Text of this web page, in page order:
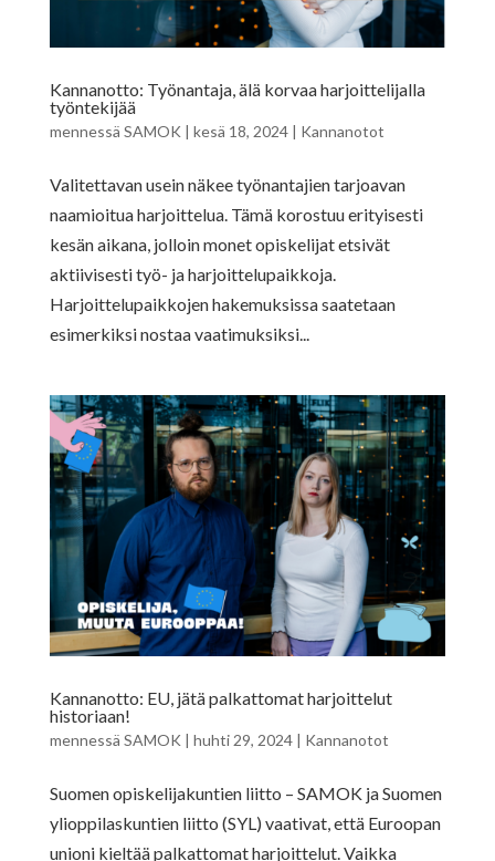
Kannanotto: Työnantaja, älä korvaa harjoittelijalla
työntekijää
mennessä SAMOK | kesä 18, 2024| Kannanotot
Valitettavan usein näkee työnantajien tarjoavan
naamioitua harjoittelua. Tämä korostuu erityisesti
kesän aikana, jolloin monet opiskelijat etsivät
aktiivisesti työ- ja harjoittelupaikkoja.
Harjoittelupaikkojen hakemuksissa saatetaan
esimerkiksi nostaa vaatimuksiksi...
Kannanotto: EU, jätä palkattomat harjoittelut
historiaan!
mennessä SAMOK | huhti 29, 2024| Kannanotot
Suomen opiskelijakuntien liitto – SAMOK ja Suomen
ylioppilaskuntien liitto (SYL) vaativat, että Euroopan
unioni kieltää palkattomat harjoittelut. Vaikka